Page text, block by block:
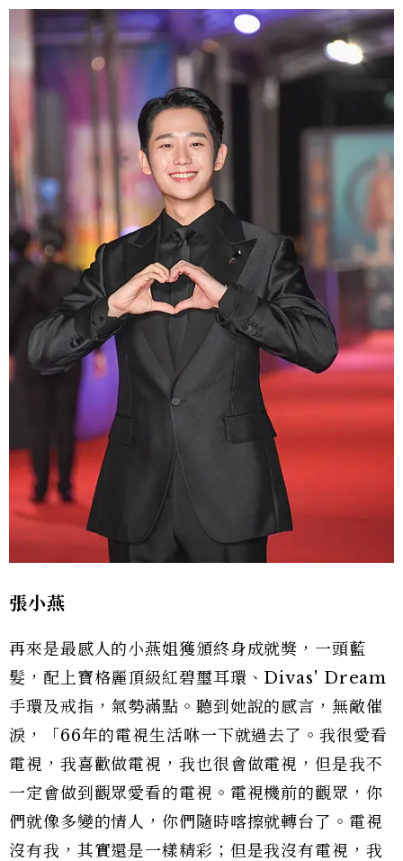
張小燕
再來是最感人的小燕姐獲頒終身成就獎，一頭藍
髮，配上寶格麗頂級紅碧璽耳環、Divas' Dream
手環及戒指，氣勢滿點。聽到她說的感言，無敵催
淚，「66年的電視生活咻一下就過去了。我很愛看
電視，我喜歡做電視，我也很會做電視，但是我不
一定會做到觀眾愛看的電視。電視機前的觀眾，你
們就像多變的情人，你們隨時喀擦就轉台了。電視
沒有我，其實還是一樣精彩；但是我沒有電視，我